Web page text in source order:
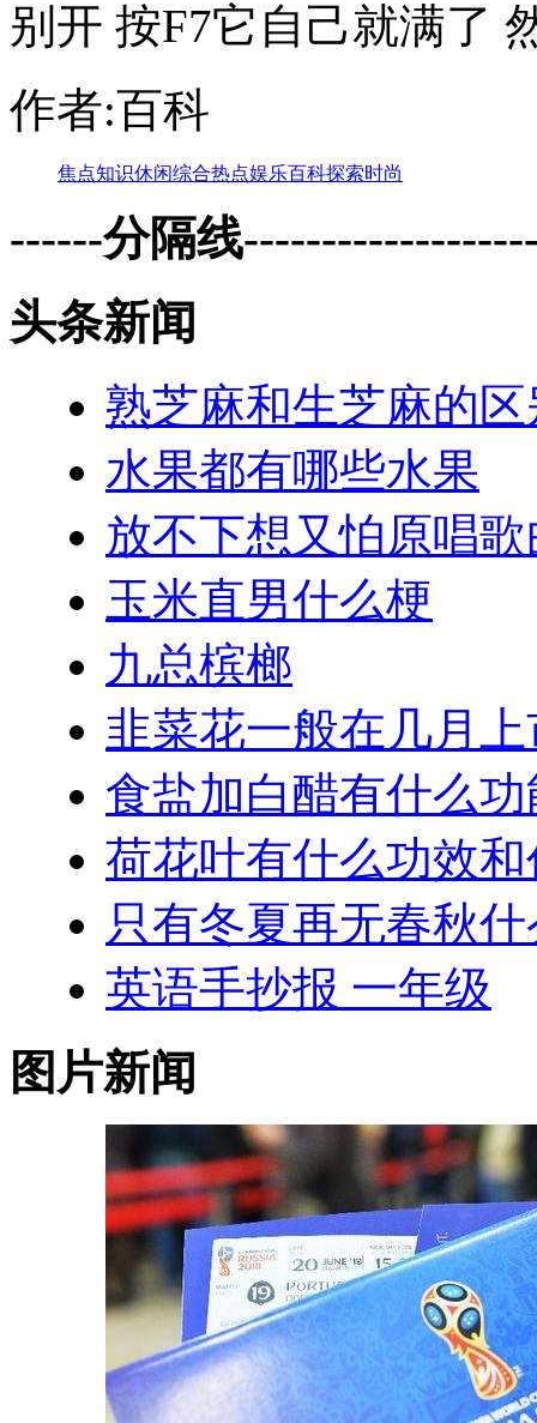
别开 按F7它自己就满了
作者:百科
焦点知识休闲综合热点娱乐百科探索时尚
------分隔线
头条新闻
熟芝麻和生芝麻的区
水果都有哪些水果
放不下想又怕原唱歌
玉米直男什么梗
九总槟榔
韭菜花一般在几月上
食盐加白醋有什么功
荷花叶有什么功效
只有冬夏再无春秋
英语手抄报 一年级
图片新闻